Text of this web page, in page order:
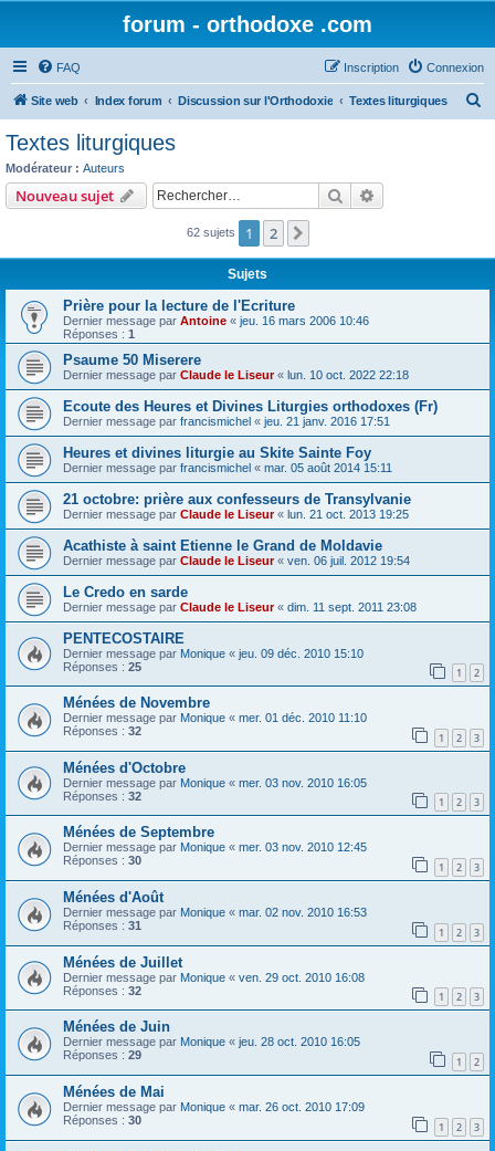
forum - orthodoxe .com
FAQ Connexion
Inscription
Site web Index forum Discussion sur l'Orthodoxie Textes liturgiques
c
Textes liturgiques
Modérateur : Auteurs
Nouveau sujet Rechercher
62 sujets 1 2
Sujets
Prière pour la lecture de l'Ecriture
Dernier message par Antoine « jeu. 16 mars 2006 10:46
Réponses : 1
Psaume 50 Miserere
Dernier message par Claude le Liseur« lun. 10 oct. 2022 22:18
Ecoute des Heures et Divines Liturgies orthodoxes (Fr)
Dernier message par francismichel « jeu. 21 janv. 2016 17:51
Heures et divines liturgie au Skite Sainte Foy
Dernier message par francismichel « mar. 05 août 2014 15:11
21 octobre: prière aux confesseurs de Transylvanie
Dernier message par Claude le Liseur« lun. 21 oct. 2013 19:25
Acathiste à saint Etienne le Grand de Moldavie
Dernier message par Claude le Liseur« ven. 06 juil. 2012 19:54
Le Credo en sarde
Dernier message par Claude le Liseur« dim. 11 sept. 2011 23:08
PENTECOSTAIRE
Dernier message par Monique « jeu. 09 déc. 2010 15:10
Réponses : 25 1 2
Ménées de Novembre
Dernier message par Monique « mer. 01 déc. 2010 11:10
Réponses : 32 1 2 3
Ménées d'Octobre
Dernier message par Monique « mer. 03 nov. 2010 16:05
Réponses : 32 1 2 3
Ménées de Septembre
Dernier message par Monique « mer. 03 nov. 2010 12:45
Réponses : 30 1 2 3
Ménées d'Août
Dernier message par Monique « mar. 02 nov. 2010 16:53
Réponses : 31 1 2 3
Ménées de Juillet
Dernier message par Monique « ven. 29 oct. 2010 16:08
Réponses : 32 1 2 3
Ménées de Juin
Dernier message par Monique « jeu. 28 oct. 2010 16:05
Réponses : 29 1 2
Ménées de Mai
Dernier message par Monique « mar. 26 oct. 2010 17:09
Réponses : 30 1 2 3